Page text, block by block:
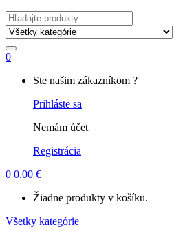
Hľadať
0
Ste našim zákazníkom ?
Prihláste sa
Nemám účet
Registrácia
0 0,00 €
Žiadne produkty v košíku.
Všetky kategórie